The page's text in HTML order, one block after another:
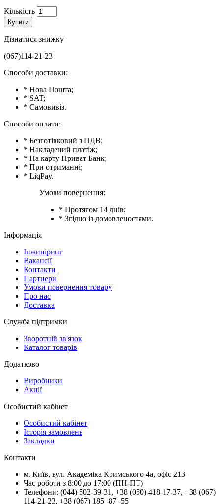
Кількість
Купити
Дізнатися знижку
(067)114-21-23
Способи доставки:
* Нова Пошта;
* SAT;
* Самовивіз.
Способи оплати:
* Безготівковий з ПДВ;
* Накладений платіж;
* На карту Приват Банк;
* При отриманні;
* LiqPay.
Умови повернення:
* Протягом 14 днів;
* Згідно із домовленостями.
Інформація
Інжиніринг
Вакансії
Контакти
Партнери
Умови повернення товару
Про нас
Доставка
Служба підтримки
Зворотній зв'язок
Каталог товарів
Додатково
Виробники
Акції
Особистий кабінет
Особистий кабінет
Історія замовлень
Закладки
Контакти
м. Київ, вул. Академіка Кримського 4а, офіс 213
Час роботи з 8:00 до 17:00 (ПН-ПТ)
Телефони: (044) 502-39-31 , +38 (050) 418-17-37, +38 (067)
114-21-23, +38 (067) 185 -87 -55